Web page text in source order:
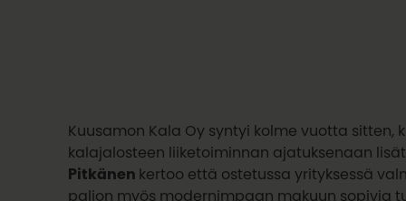
Kuusamon Kala Oy syntyi kolme vuotta
kalajalosteen liiketoiminnan ajatuksenaan
Pitkänen kertoo että ostetussa yrityksessä
paljon myös modernimpaan makuun sopivia